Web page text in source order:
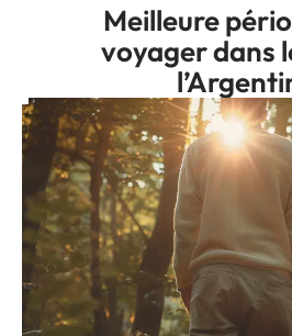
Meilleure
voyager dans